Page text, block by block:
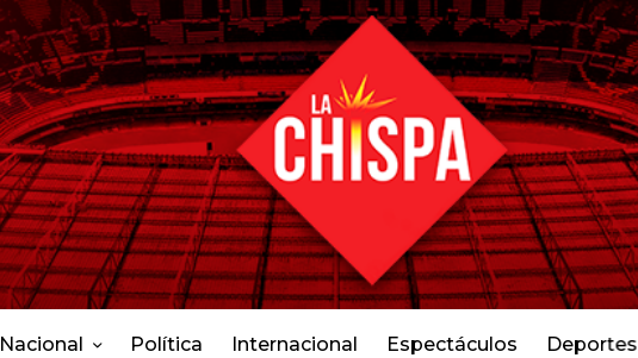
Nacional Política Internacional Espectáculos Deportes